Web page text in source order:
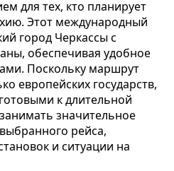
для тех, кто планирует
Этот международный
город Черкассы с
обеспечивая удобное
Поскольку маршрут
европейских государств,
к длительной
значительное
рейса,
и ситуации на